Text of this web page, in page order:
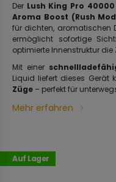
Der Lush King Pro 40000
Aroma Boost (Rush
für dichten, aromatischen
ermöglicht sofortige
optimierte Innenstruktur
Mit einer
Liquid liefert dieses Gerät
Züge – perfekt für
Mehr erfahren
Auf Lager